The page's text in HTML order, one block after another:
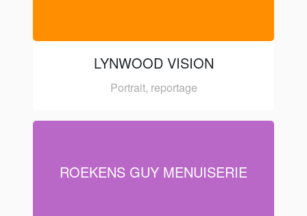
LYNWOOD VISION
Portrait, reportage
ROEKENS GUY MENUISERIE